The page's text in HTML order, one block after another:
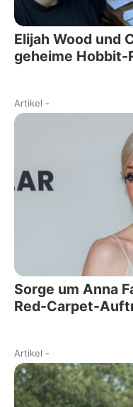
Elijah Wood und
geheime Hobbit-
Artikel -
Sorge um Anna
Red-Carpet-
Artikel -